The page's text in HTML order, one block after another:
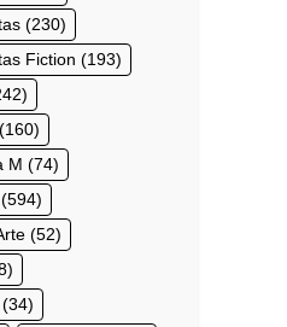
(230)
Fiction (193)
(160)
M (74)
(594)
(52)
(34)